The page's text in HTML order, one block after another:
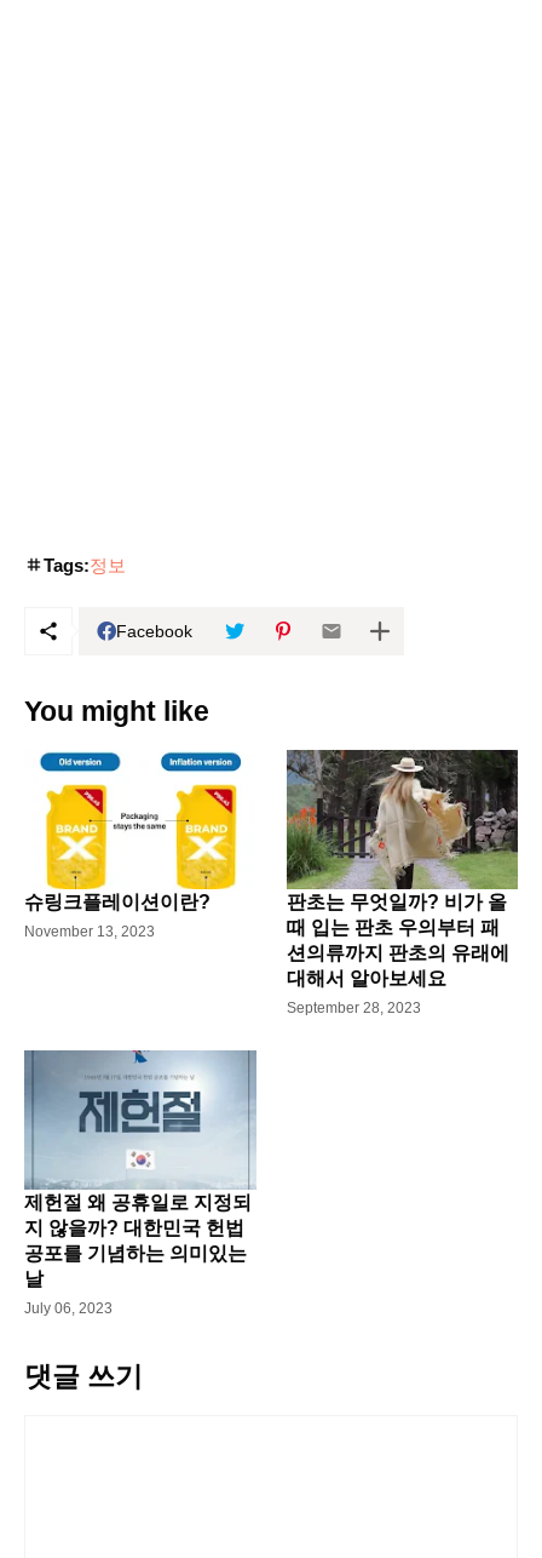
Tags:정보
Facebook
You might like
슈링크플레이션이란?
November 13, 2023
판초는 무엇일까? 비가 올
때 입는 판초 우의부터 패
션의류까지 판초의 유래에
대해서 알아보세요
September 28, 2023
제헌절 왜 공휴일로 지정되
지 않을까? 대한민국 헌법
공포를 기념하는 의미있는
날
July 06, 2023
댓글 쓰기